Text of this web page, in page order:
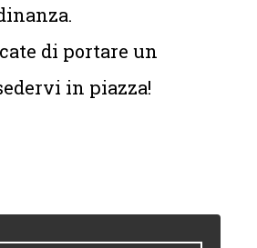
di portare un
in piazza!